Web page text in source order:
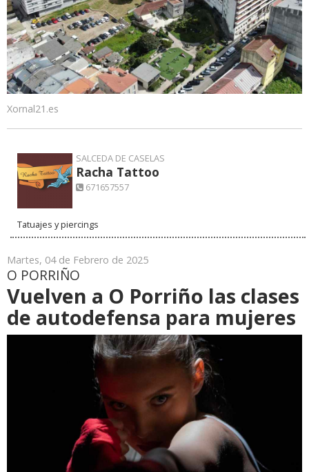
Xornal21.es
SALCEDA DE CASELAS
Racha Tattoo
671657557
Tatuajes y piercings
Martes, 04 de Febrero de 2025
O PORRIÑO
Vuelven a O Porriño las clases
de autodefensa para mujeres